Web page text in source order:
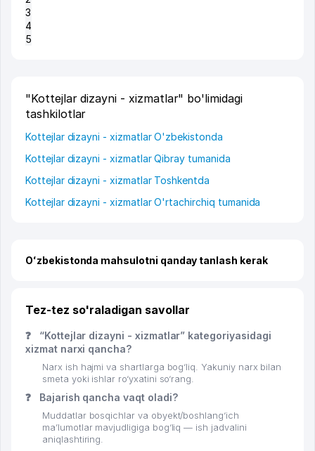
3
4
5
"Kottejlar dizayni - xizmatlar" bo'limidagi
tashkilotlar
Kottejlar dizayni - xizmatlar O'zbekistonda
Kottejlar dizayni - xizmatlar Qibray tumanida
Kottejlar dizayni - xizmatlar Toshkentda
Kottejlar dizayni - xizmatlar O'rtachirchiq tumanida
Oʻzbekistonda mahsulotni qanday tanlash kerak
Tez-tez so'raladigan savollar
❓
“Kottejlar dizayni - xizmatlar” kategoriyasidagi
xizmat narxi qancha?
Narx ish hajmi va shartlarga bog‘liq. Yakuniy narx bilan
smeta yoki ishlar ro‘yxatini so‘rang.
❓ Bajarish qancha vaqt oladi?
Muddatlar bosqichlar va obyekt/boshlang‘ich
ma’lumotlar mavjudligiga bog‘liq — ish jadvalini
aniqlashtiring.